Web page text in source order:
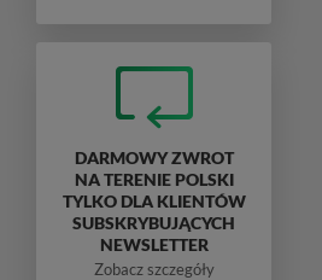
DARMOWY ZWROT
NA TERENIE POLSKI
TYLKO DLA KLIENTÓW
SUBSKRYBUJĄCYCH
NEWSLETTER
Zobacz szczegóły